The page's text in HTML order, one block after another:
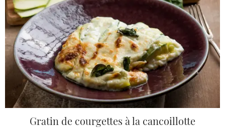
Gratin de courgettes à la cancoillotte